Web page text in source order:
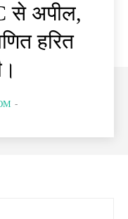
से अपील,
हरित
-